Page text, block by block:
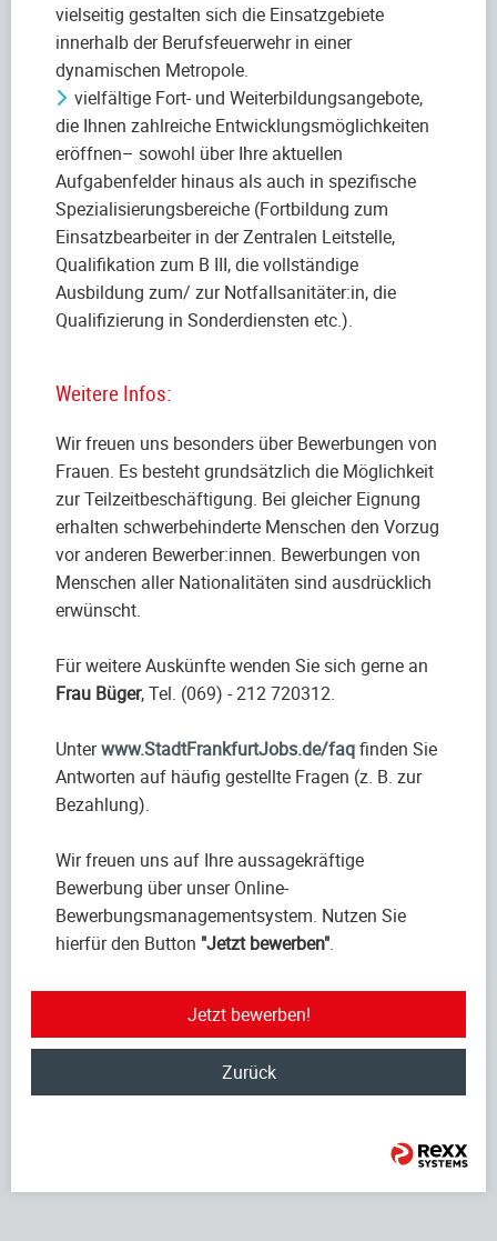
vielseitig gestalten sich die Einsatzgebiete
innerhalb der Berufsfeuerwehr in einer
dynamischen Metropole.
vielfältige Fort- und Weiterbildungsangebote,
die Ihnen zahlreiche Entwicklungsmöglichkeiten
eröffnen– sowohl über Ihre aktuellen
Aufgabenfelder hinaus als auch in spezifische
Spezialisierungsbereiche (Fortbildung zum
Einsatzbearbeiter in der Zentralen Leitstelle,
Qualifikation zum B III, die vollständige
Ausbildung zum/ zur Notfallsanitäter:in, die
Qualifizierung in Sonderdiensten etc.).
Weitere Infos:
Wir freuen uns besonders über Bewerbungen von
Frauen. Es besteht grundsätzlich die Möglichkeit
zur Teilzeitbeschäftigung. Bei gleicher Eignung
erhalten schwerbehinderte Menschen den Vorzug
vor anderen Bewerber:innen. Bewerbungen von
Menschen aller Nationalitäten sind ausdrücklich
erwünscht.
Für weitere Auskünfte wenden Sie sich gerne an
Frau Büger, Tel. (069) - 212 720312.
Unterwww.StadtFrankfurtJobs.de/faqfinden Sie
Antworten auf häufig gestellte Fragen (z. B. zur
Bezahlung).
Wir freuen uns auf Ihre aussagekräftige
Bewerbung über unser Online-
Bewerbungsmanagementsystem. Nutzen Sie
hierfür den Button "Jetzt bewerben".
Jetzt bewerben!
Zurück